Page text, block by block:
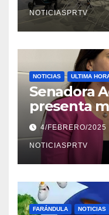
NOTICIASPRTV
NOTICIAS ULTIMA
Senadora
presenta
violencia
4/FEBRERO/2025
NOTICIASPRTV
FARÁNDULA NOTICIAS